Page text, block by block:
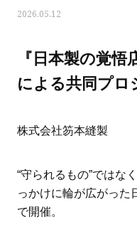
2026.05.12
『日本製の覚
による共同プロ
株式会社笏本縫製
“守られるもの”ではな
っかけに輪が広がった
で開催。